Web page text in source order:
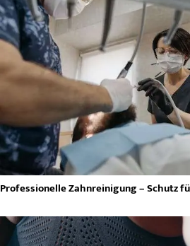
Professionelle Zahnreinigung – Schutz